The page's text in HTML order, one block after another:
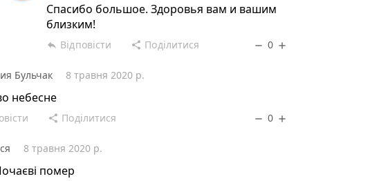
Спасибо большое. Здоровья вам и вашим
близким!
reply Відповісти share Поділитися remove 0 add
Бульчак 8 травня 2020 р.
небесне
share Поділитися remove 0 add
8 травня 2020 р.
помер